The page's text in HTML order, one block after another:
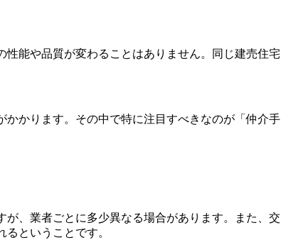
能や品質が変わることはありません。同じ建売住宅
かります。その中で特に注目すべきなのが「仲介手
、業者ごとに多少異なる場合があります。また、交
ということです。